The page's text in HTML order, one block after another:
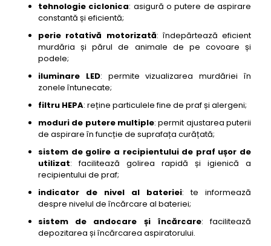
tehnologie ciclonica: asigură o putere de aspirare
constantă și eficientă;
perie rotativă motorizată: îndepărtează eficient
murdăria și părul de animale de pe covoare și
podele;
iluminare LED: permite vizualizarea murdăriei în
zonele întunecate;
filtru HEPA: reține particulele fine de praf și alergeni;
moduri de putere multiple: permit ajustarea puterii
de aspirare în funcție de suprafața curățată;
sistem de golire a recipientului de praf ușor de
utilizat: facilitează golirea rapidă și igienică a
recipientului de praf;
indicator de nivel al bateriei: te informează
despre nivelul de încărcare al bateriei;
sistem de andocare și încărcare: facilitează
depozitarea și încărcarea aspiratorului.